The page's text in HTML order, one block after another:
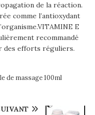
de la réaction.
comme l’antioxydant
E
recommandé
des efforts réguliers.
de massage 100ml